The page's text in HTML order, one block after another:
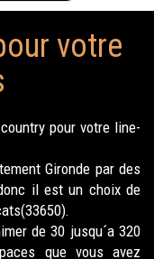
votre
pour votre line-
Gironde par des
il est un choix de
de 30 jusqu´a 320
que vous avez